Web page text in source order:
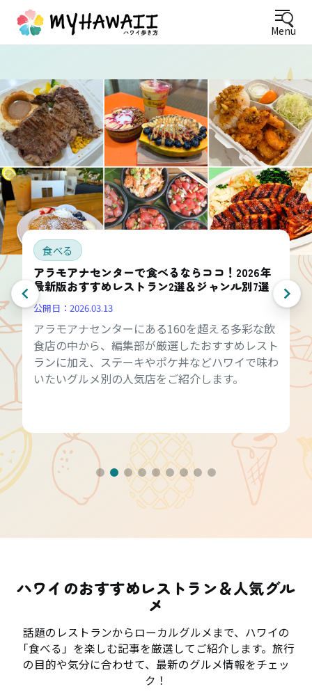
Menu
食べる
アラモアナセンターで食べるならココ！2026年
最新版おすすめレストラン2選＆ジャンル別7選
公開日： 2026.03.13
アラモアナセンターにある160を超える多彩な飲
食店の中から、編集部が厳選したおすすめレスト
ランに加え、ステーキやポケ丼などハワイで味わ
いたいグルメ別の人気店をご紹介します。
ハワイのおすすめレストラン＆人気グル
メ
話題のレストランからローカルグルメまで、ハワイの
「食べる」を楽しむ記事を厳選してご紹介します。旅行
の目的や気分に合わせて、最新のグルメ情報をチェッ
ク！